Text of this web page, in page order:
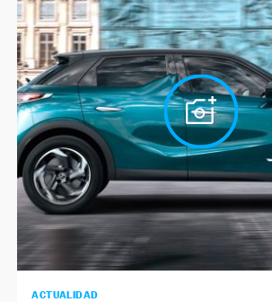
ACTUALIDAD